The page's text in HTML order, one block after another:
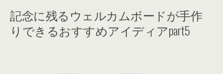
記念に残るウェルカムボードが手作
りできるおすすめアイディアpart5